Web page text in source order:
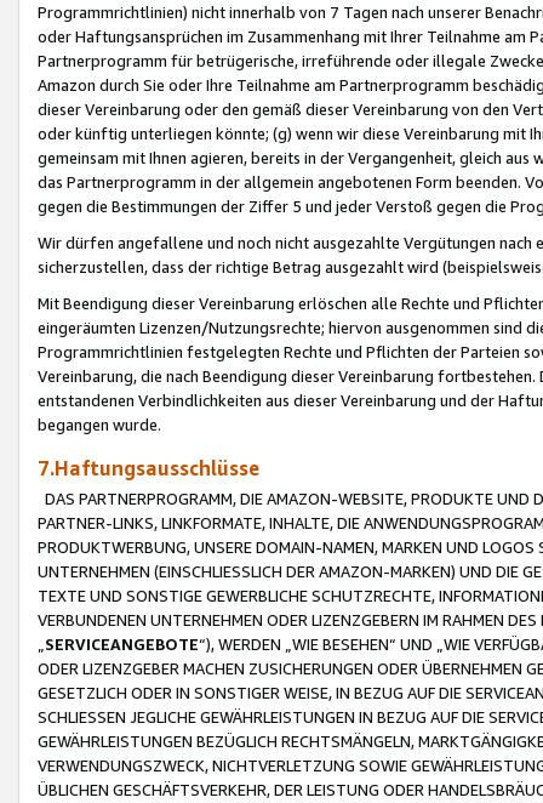
Programmrichtlinien) nicht innerhalb von 7 Tagen nach unserer
oder Haftungsansprüchen im Zusammenhang mit Ihrer Teilnahme am
Partnerprogramm für betrügerische, irreführende oder illegale
Amazon durch Sie oder Ihre Teilnahme am Partnerprogramm
dieser Vereinbarung oder den gemäß dieser Vereinbarung von den
oder künftig unterliegen könnte; (g) wenn wir diese Vereinbarung mit
gemeinsam mit Ihnen agieren, bereits in der Vergangenheit, gleich
das Partnerprogramm in der allgemein angebotenen Form beenden.
gegen die Bestimmungen der Ziffer 5 und jeder Verstoß gegen die
Wir dürfen angefallene und noch nicht ausgezahlte Vergütungen
sicherzustellen, dass der richtige Betrag ausgezahlt wird
Mit Beendigung dieser Vereinbarung erlöschen alle Rechte und
eingeräumten Lizenzen/Nutzungsrechte; hiervon ausgenommen sind
Programmrichtlinien festgelegten Rechte und Pflichten der Parteien
Vereinbarung, die nach Beendigung dieser Vereinbarung
entstandenen Verbindlichkeiten aus dieser Vereinbarung und der
begangen wurde.
7.Haftungsausschlüsse
DAS PARTNERPROGRAMM, DIE AMAZON-WEBSITE, PRODUKTE UND
PARTNER-LINKS, LINKFORMATE, INHALTE, DIE
PRODUKTWERBUNG, UNSERE DOMAIN-NAMEN, MARKEN UND
UNTERNEHMEN (EINSCHLIESSLICH DER AMAZON-MARKEN) UND DIE
TEXTE UND SONSTIGE GEWERBLICHE SCHUTZRECHTE,
VERBUNDENEN UNTERNEHMEN ODER LIZENZGEBERN IM RAHMEN
SERVICEANGEBOTE“), WERDEN „WIE BESEHEN“ UND „WIE
ODER LIZENZGEBER MACHEN ZUSICHERUNGEN ODER ÜBERNEHMEN
GESETZLICH ODER IN SONSTIGER WEISE, IN BEZUG AUF DIE
SCHLIESSEN JEGLICHE GEWÄHRLEISTUNGEN IN BEZUG AUF DIE
GEWÄHRLEISTUNGEN BEZÜGLICH RECHTSMÄNGELN,
VERWENDUNGSZWECK, NICHTVERLETZUNG SOWIE
ÜBLICHEN GESCHÄFTSVERKEHR, DER LEISTUNG ODER